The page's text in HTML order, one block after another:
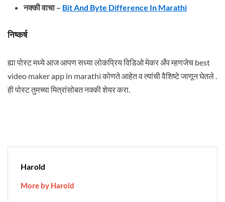
नक्की वाचा – Bit And Byte Difference In Marathi
निष्कर्ष
ह्या पोस्ट मध्ये आज आपण सध्या लोकप्रिय विडिओ मेकर अँप म्हणजेच best
video maker app in marathi कोणते आहेत व त्यांची वैशिष्टे जाणून घेतले .
ही पोस्ट तुमच्या मित्रांसोबत नक्की शेयर करा.
Harold
More by Harold